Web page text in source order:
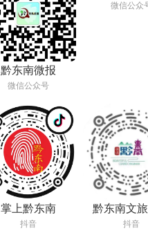
黔东南微报
微信公众号
微信公众
掌上黔东南
抖音
黔东南文
抖音